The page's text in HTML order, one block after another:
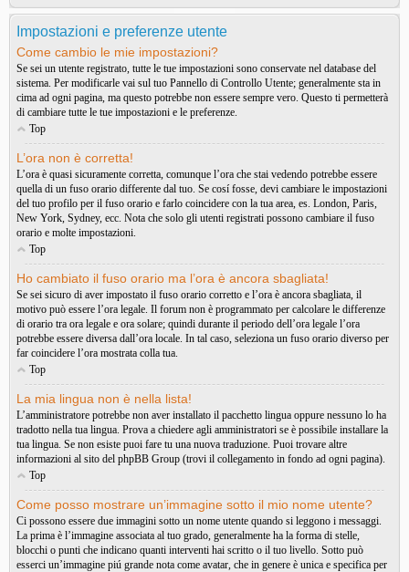
Impostazioni e preferenze utente
Come cambio le mie impostazioni?
Se sei un utente registrato, tutte le tue impostazioni sono conservate nel database del
sistema. Per modificarle vai sul tuo Pannello di Controllo Utente; generalmente sta in
cima ad ogni pagina, ma questo potrebbe non essere sempre vero. Questo ti permetterà
di cambiare tutte le tue impostazioni e le preferenze.
Top
L’ora non è corretta!
L’ora è quasi sicuramente corretta, comunque l’ora che stai vedendo potrebbe essere
quella di un fuso orario differente dal tuo. Se cosí fosse, devi cambiare le impostazioni
del tuo profilo per il fuso orario e farlo coincidere con la tua area, es. London, Paris,
New York, Sydney, ecc. Nota che solo gli utenti registrati possono cambiare il fuso
orario e molte impostazioni.
Top
Ho cambiato il fuso orario ma l’ora è ancora sbagliata!
Se sei sicuro di aver impostato il fuso orario corretto e l’ora è ancora sbagliata, il
motivo può essere l’ora legale. Il forum non è programmato per calcolare le differenze
di orario tra ora legale e ora solare; quindi durante il periodo dell’ora legale l’ora
potrebbe essere diversa dall’ora locale. In tal caso, seleziona un fuso orario diverso per
far coincidere l’ora mostrata colla tua.
Top
La mia lingua non è nella lista!
L’amministratore potrebbe non aver installato il pacchetto lingua oppure nessuno lo ha
tradotto nella tua lingua. Prova a chiedere agli amministratori se è possibile installare la
tua lingua. Se non esiste puoi fare tu una nuova traduzione. Puoi trovare altre
informazioni al sito del phpBB Group (trovi il collegamento in fondo ad ogni pagina).
Top
Come posso mostrare un’immagine sotto il mio nome utente?
Ci possono essere due immagini sotto un nome utente quando si leggono i messaggi.
La prima è l’immagine associata al tuo grado, generalmente ha la forma di stelle,
blocchi o punti che indicano quanti interventi hai scritto o il tuo livello. Sotto può
esserci un’immagine piú grande nota come avatar, che in genere è unica e specifica per